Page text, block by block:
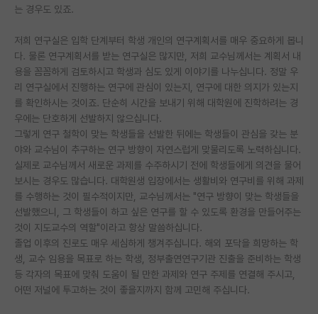
학술 정보 게시판
홍보 게시판
커리어
유학교육
이벤트
반도체 아카데미
재팬라운지 🌸
는 경우도 있죠.
저희 연구실은 입학 단계부터 학생 개인의 연구계획서를 매우 중요하게 봅니
다. 물론 연구계획서를 받는 연구실은 많지만, 저희 교수님께서는 계획서 내
용을 꼼꼼하게 검토하시고 학생과 심도 있게 이야기를 나누십니다. 정말 우
리 연구실에서 진행하는 연구에 관심이 있는지, 연구에 대한 의지가 있는지
를 확인하시는 것이죠. 단순히 시간을 보내기 위해 대학원에 진학하려는 경
우에는 단호하게 선발하지 않으십니다.
그렇게 연구 철학이 맞는 학생들을 선발한 뒤에는 학생들이 관심을 갖는 분
야와 교수님이 추구하는 연구 방향이 자연스럽게 맞물리도록 노력하십니다.
실제로 교수님께서 새로운 과제를 수주하시기 전에 학생들에게 의견을 물어
보시는 경우도 많습니다. 대학원생 입장에서는 생활비와 연구비를 위해 과제
를 수행하는 것이 필수적이지만, 교수님께서는 "연구 방향이 맞는 학생들을
선발했으니, 그 학생들이 하고 싶은 연구를 할 수 있도록 환경을 만들어주는
것이 지도교수의 역할"이라고 항상 말씀하십니다.
졸업 이후의 진로도 매우 세심하게 챙겨주십니다. 해외 포닥을 희망하는 학
생, 교수 임용을 목표로 하는 학생, 정부출연연구기관 진출을 준비하는 학생
등 각자의 목표에 맞춰 도움이 될 만한 과제와 연구 주제를 연결해 주시고,
어떤 저널에 투고하는 것이 좋을지까지 함께 고민해 주십니다.